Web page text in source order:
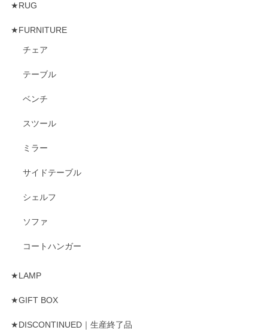
★RUG
★FURNITURE
チェア
テーブル
ベンチ
スツール
ミラー
サイドテーブル
シェルフ
ソファ
コートハンガー
★LAMP
★GIFT BOX
★DISCONTINUED｜生産終了品